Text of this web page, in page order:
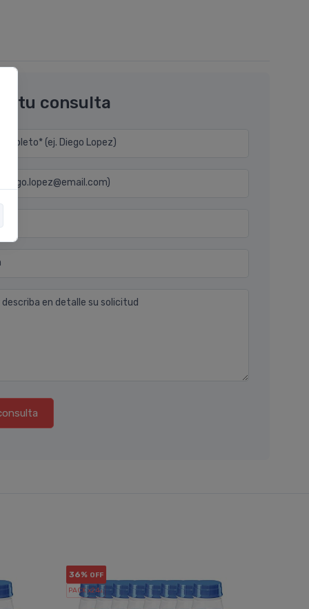
tu consulta
(ej. Diego Lopez)
diego.lopez@email.com)
en detalle su solicitud
36% OFF
PACK x24u.